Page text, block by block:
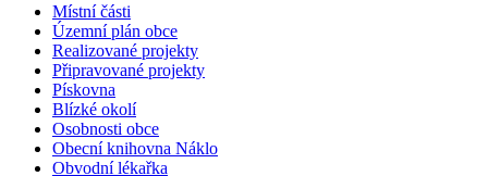
Místní části
Územní plán obce
Realizované projekty
Připravované projekty
Pískovna
Blízké okolí
Osobnosti obce
Obecní knihovna Náklo
Obvodní lékařka